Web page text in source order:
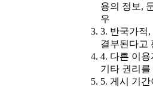
용의 정보,
우
3. 반국가적
결부된다고
4. 다른 이
기타 권리
5. 게시 기